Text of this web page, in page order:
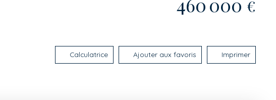
€
Calculatrice Ajouter aux favoris Imprimer